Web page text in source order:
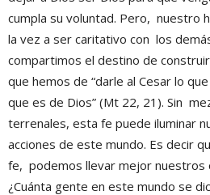
cumpla su voluntad. Pero, nuestro
la vez a ser caritativo con los
compartimos el destino de
que hemos de “darle al Cesar lo
que es de Dios” (Mt 22, 21). Sin
terrenales, esta fe puede iluminar
acciones de este mundo. Es decir
fe, podemos llevar mejor nuestros
¿Cuánta gente en este mundo se